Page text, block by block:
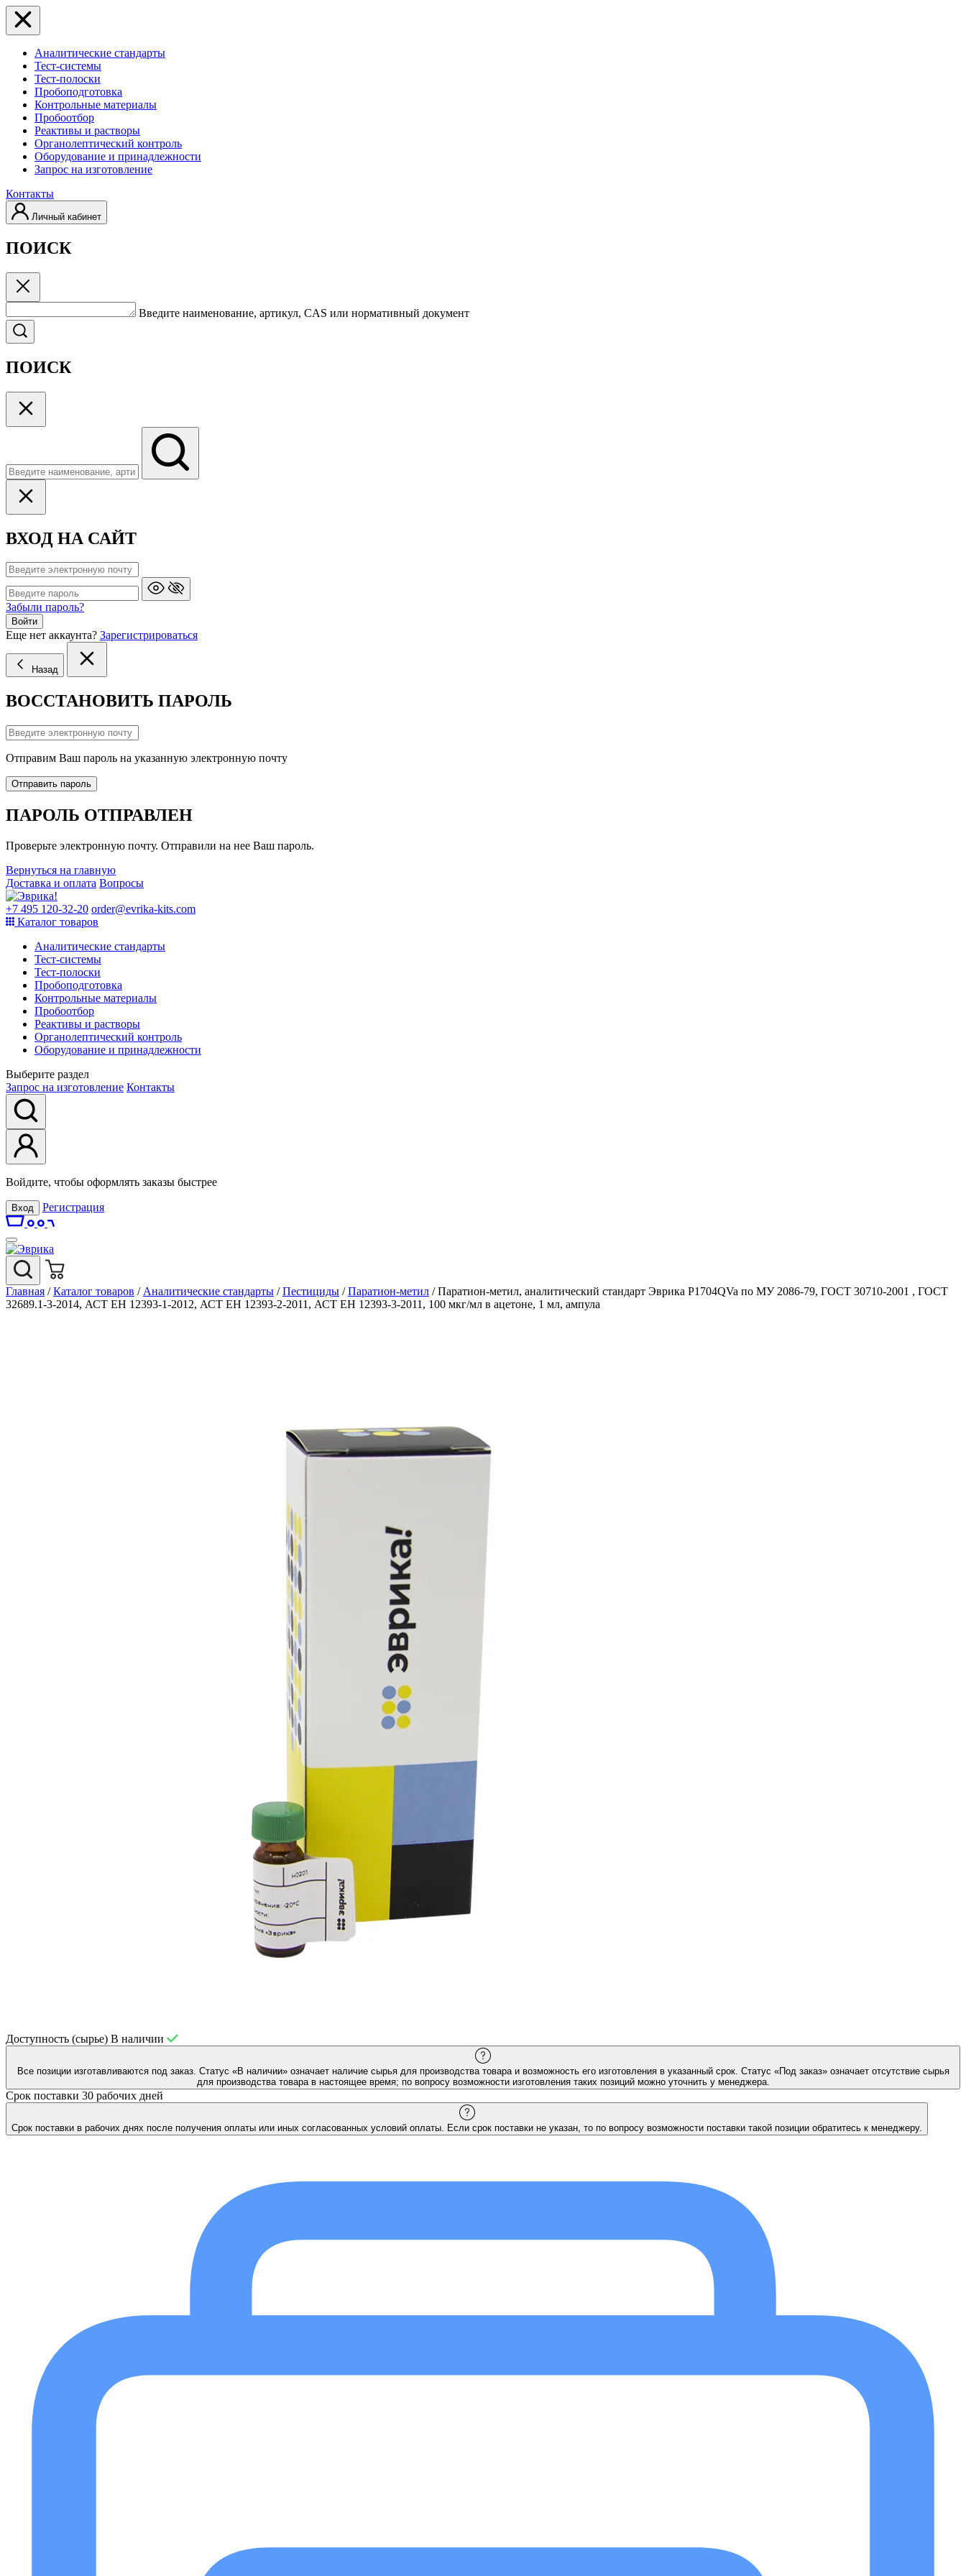
Аналитические стандарты
Тест-системы
Тест-полоски
Пробоподготовка
Контрольные материалы
Пробоотбор
Реактивы и растворы
Органолептический контроль
Оборудование и принадлежности
Запрос на изготовление
Контакты
Личный кабинет
ПОИСК
Введите наименование, артикул, CAS или нормативный документ
ПОИСК
ВХОД НА САЙТ
Забыли пароль?
Войти
Еще нет аккаунта? Зарегистрироваться
Назад
ВОССТАНОВИТЬ ПАРОЛЬ
Отправим Ваш пароль на указанную электронную почту
Отправить пароль
ПАРОЛЬ ОТПРАВЛЕН
Проверьте электронную почту. Отправили на нее Ваш пароль.
Вернуться на главную
Доставка и оплата Вопросы
+7 495 120-32-20 order@evrika-kits.com
Каталог товаров
Аналитические стандарты
Тест-системы
Тест-полоски
Пробоподготовка
Контрольные материалы
Пробоотбор
Реактивы и растворы
Органолептический контроль
Оборудование и принадлежности
Выберите раздел
Запрос на изготовление Контакты
Войдите, чтобы оформлять заказы быстрее
Вход Регистрация
Главная / Каталог товаров / Аналитические стандарты / Пестициды / Паратион-метил / Паратион-метил, аналитический стандарт Эврика P1704QVa по МУ 2086-79, ГОСТ 30710-2001 , ГОСТ
32689.1-3-2014, АСТ ЕН 12393-1-2012, АСТ ЕН 12393-2-2011, АСТ ЕН 12393-3-2011, 100 мкг/мл в ацетоне, 1 мл, ампула
Доступность (сырье) В наличии
Все позиции изготавливаются под заказ. Статус «В наличии» означает наличие сырья для производства товара и возможность его изготовления в указанный срок. Статус «Под заказ» означает отсутствие сырья
для производства товара в настоящее время; по вопросу возможности изготовления таких позиций можно уточнить у менеджера.
Срок поставки 30 рабочих дней
Срок поставки в рабочих днях после получения оплаты или иных согласованных условий оплаты. Если срок поставки не указан, то по вопросу возможности поставки такой позиции обратитесь к менеджеру.